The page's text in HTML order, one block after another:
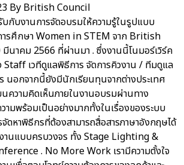
By British Council
กับงานการจัดอบรมให้ความรู้ในรูปแบบ
รศึกษา Women in STEM จาก British
นาคม 2566 ที่ผ่านมา . ซึ่งงานนี้โนมอร์เวิร์ค
Staff เวทีดูแลพิธีการ จัดการคิวงาน / ทีมดูแล
นอกจากนี้ยังมีนักเรียนทุนจากต่างประเทศ
ความคิดเห็นภายในงานอบรมผ่านทาง
ามพร้อมเป็นอย่างมากทั้งในเรื่องของระบบ
ดหาพิธีกรที่ต้องสามารถสื่อสารภาษาอังกฤษได้
านแบบครบวงจร ทั้ง Stage Lighting &
. No More Work เรามีความตั้งใจ